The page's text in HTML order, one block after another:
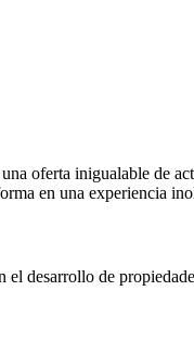
oferta inigualable de
en una experiencia
desarrollo de